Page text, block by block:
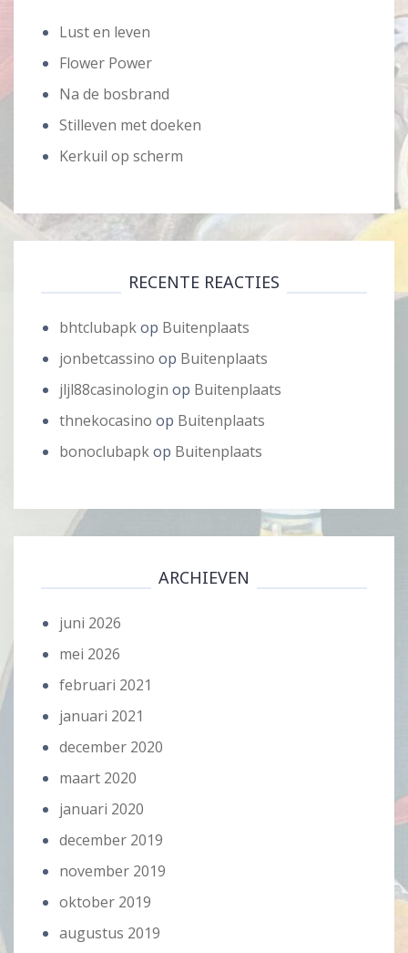
Lust en leven
Flower Power
Na de bosbrand
Stilleven met doeken
Kerkuil op scherm
RECENTE REACTIES
bhtclubapkop Buitenplaats
jonbetcassino op Buitenplaats
jljl88casinologin op Buitenplaats
thnekocasino op Buitenplaats
bonoclubapkop Buitenplaats
ARCHIEVEN
juni 2026
mei 2026
februari 2021
januari 2021
december 2020
maart 2020
januari 2020
december 2019
november 2019
oktober 2019
augustus 2019